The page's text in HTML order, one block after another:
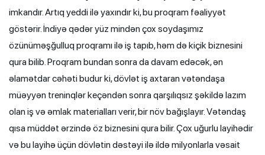
imkandır. Artıq yeddi ilə yaxındır ki, bu proqram fəaliyyət
göstərir. İndiyə qədər yüz mindən çox soydaşımız
özünüməşğulluq proqramı ilə iş tapıb, həm də kiçik biznesini
qura bilib. Proqram bundan sonra da davam edəcək, ən
əlamətdar cəhəti budur ki, dövlət iş axtaran vətəndaşa
müəyyən treninqlər keçəndən sonra qarşılıqsız şəkildə lazım
olan iş və əmlak materialları verir, bir növ bağışlayır. Vətəndaş
qısa müddət ərzində öz biznesini qura bilir. Çox uğurlu layihədir
və bu layihə üçün dövlətin dəstəyi ilə ildə milyonlarla vəsait